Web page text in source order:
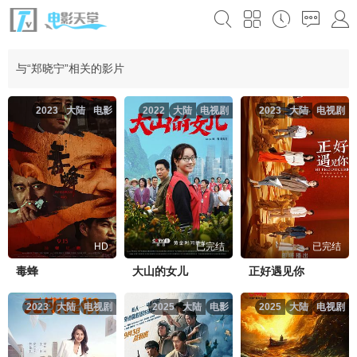
与“郑晓宁”相关的影片
电影
大陆
2023
HD
毒蜂
电视剧
大陆
2022
已完结
大山的女儿
电视剧
大陆
2023
已完结
正好遇见你
电视剧
大陆
2023 电影
大陆
2025 电视剧
大陆
2025